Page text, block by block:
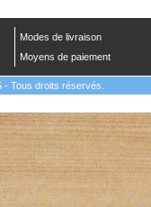
Modes de livraison
Moyens de paiement
Tous droits réservés.